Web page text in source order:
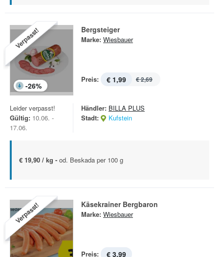
Verpasst!
-26%
Bergsteiger
Marke: Wiesbauer
Preis: € 1,99 € 2,69
Leider verpasst!
Gültig: 10.06. -
17.06.
Händler: BILLA PLUS
Stadt:
Kufstein
€ 19,90 / kg - od. Beskada per 100 g
Verpasst! Käsekrainer Bergbaron
Marke: Wiesbauer
Preis: € 3,99